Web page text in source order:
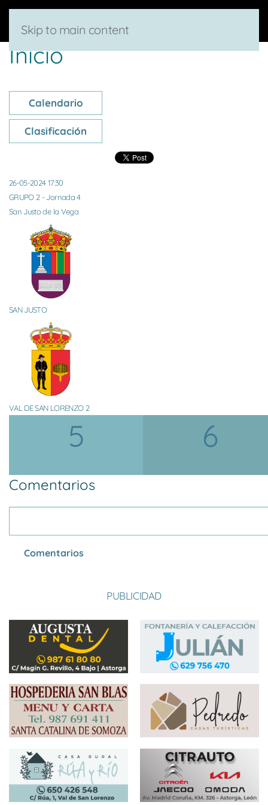
Skip to main content
Inicio
Calendario
Clasificación
26-05-2024 17:30
GRUPO 2 - Jornada 4
San Justo de la Vega
SAN JUSTO
VAL DE SAN LORENZO 2
5 6
Comentarios
Comentarios
PUBLICIDAD